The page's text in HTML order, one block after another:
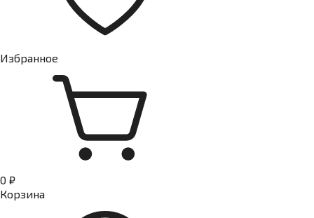
Избранное
0 ₽
Корзина